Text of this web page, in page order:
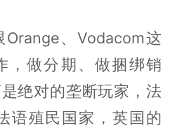
、Vodacom这
，做分期、做捆绑销
绝对的垄断玩家，法
语殖民国家，英国的